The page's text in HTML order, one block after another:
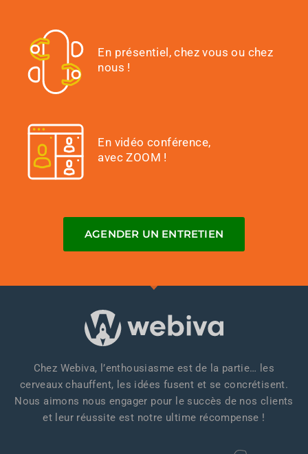
En présentiel, chez vous ou chez
nous !
En vidéo conférence,
avec ZOOM !
AGENDER UN ENTRETIEN
Chez Webiva, l’enthousiasme est de la partie… les
cerveaux chauffent, les idées fusent et se concrétisent.
Nous aimons nous engager pour le succès de nos clients
et leur réussite est notre ultime récompense !